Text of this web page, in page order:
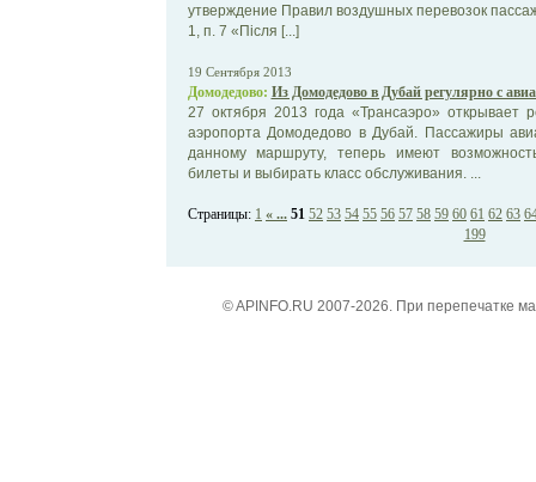
утверждение Правил воздушных перевозок
1, п. 7 «Після [...]
19 Сентября 2013
Домодедово: Из Домодедово в Дубай регулярно с
27 октября 2013 года «Трансаэро» открывает
аэропорта Домодедово в Дубай. Пассажиры
данному маршруту, теперь имеют
билеты и выбирать класс обслуживания. ...
Страницы: 1 « ... 51 52 53 54 55 56 57 58 59 60 61 62 63
199
© APINFO.RU 2007-2026. При перепечатке